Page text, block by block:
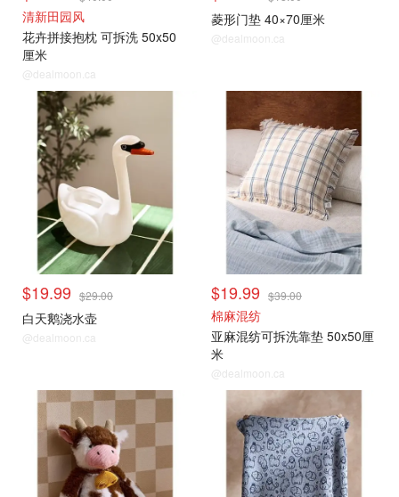
清新田园风
花卉拼接抱枕 可拆洗 50x50
厘米
@dealmoon.ca
菱形门垫 40×70厘米
@dealmoon.ca
$19.99 $29.00
白天鹅浇水壶
@dealmoon.ca
$19.99 $39.00
棉麻混纺
亚麻混纺可拆洗靠垫 50x50厘
米
@dealmoon.ca